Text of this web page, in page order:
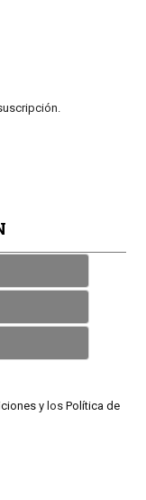
y los Política de